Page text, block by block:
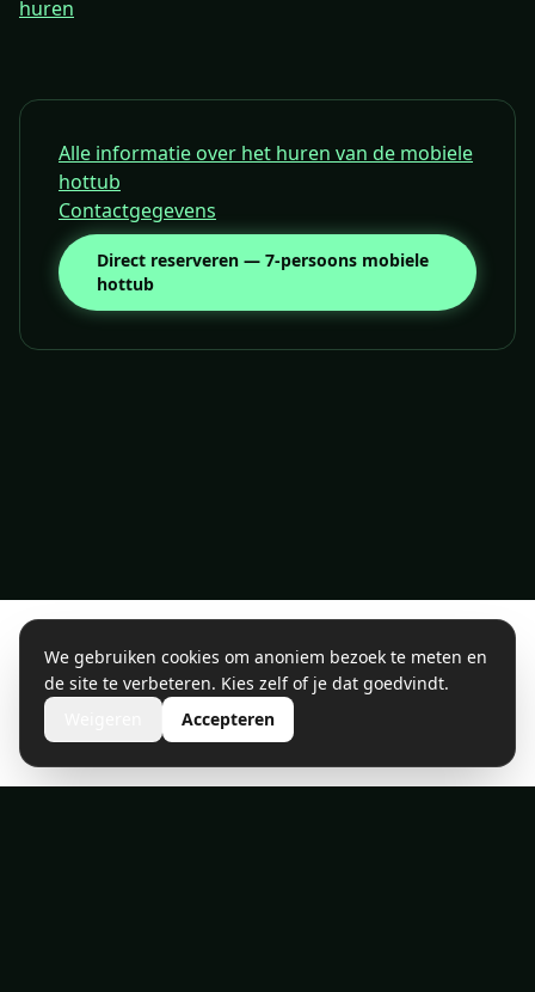
huren
Alle informatie over het huren van de mobiele
hottub
Contactgegevens
Direct reserveren — 7-persoons mobiele
hottub
We gebruiken cookies om anoniem bezoek te meten en
de site te verbeteren. Kies zelf of je dat goedvindt.
Accepteren